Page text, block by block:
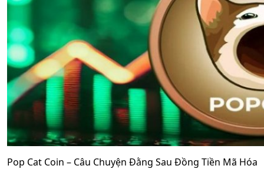
Pop Cat Coin – Câu Chuyện Đằng Sau Đồng Tiền Mã Hóa